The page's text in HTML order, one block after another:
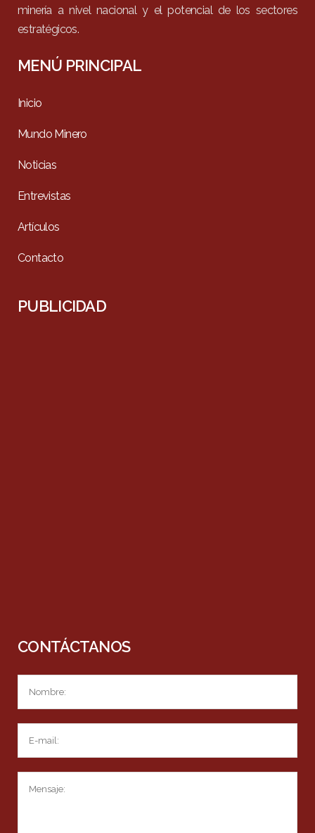
minería a nivel nacional y el potencial de los sectores
estratégicos.
MENÚ PRINCIPAL
Inicio
Mundo Minero
Noticias
Entrevistas
Artículos
Contacto
PUBLICIDAD
CONTÁCTANOS